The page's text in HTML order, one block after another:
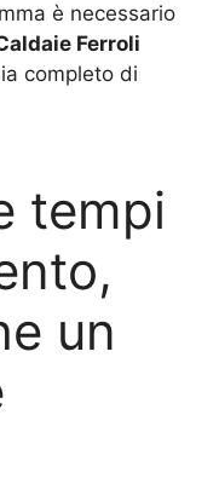
è necessario
Ferroli
completo di
tempi
un